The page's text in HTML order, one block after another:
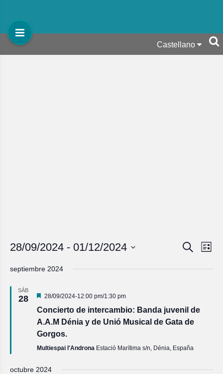
Castellano
de
Eventos
Buscar
de
de
Lista
28/09/2024 - 01/12/2024
fecha.
septiembre 2024
SÁB
28 Destacado
28/09/2024-12:00 pm/1:30 pm
Concierto de intercambio: Banda juvenil de
A.A.M Dénia y de Unió Musical de Gata de
Gorgos.
Multiespai l'Androna Estació Marítima s/n, Dénia, España
octubre 2024